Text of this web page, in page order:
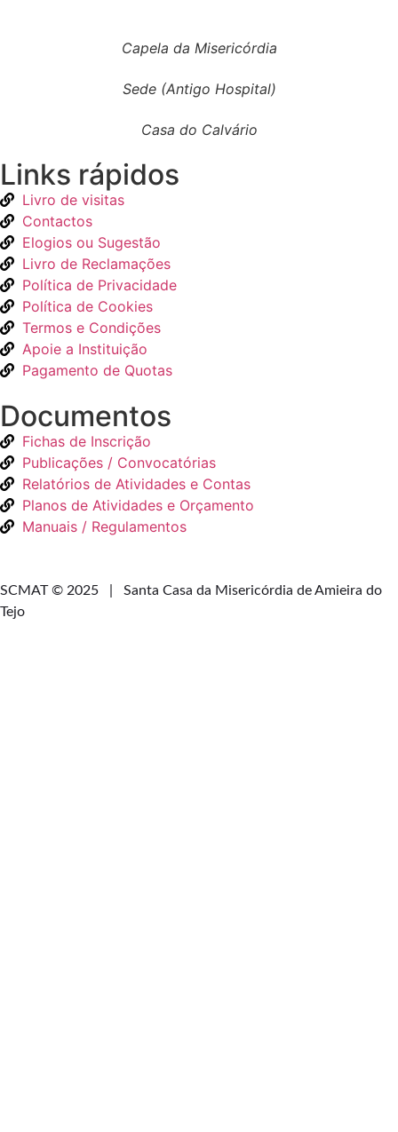
Capela da Misericórdia
Sede (Antigo Hospital)
Casa do Calvário
Links rápidos
Livro de visitas
Contactos
Elogios ou Sugestão
Livro de Reclamações
Política de Privacidade
Política de Cookies
Termos e Condições
Apoie a Instituição
Pagamento de Quotas
Documentos
Fichas de Inscrição
Publicações / Convocatórias
Relatórios de Atividades e Contas
Planos de Atividades e Orçamento
Manuais / Regulamentos
SCMAT © 2025 | Santa Casa da Misericórdia de Amieira do
Tejo